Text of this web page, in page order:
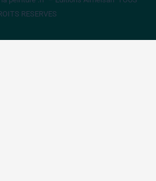
RESERVES